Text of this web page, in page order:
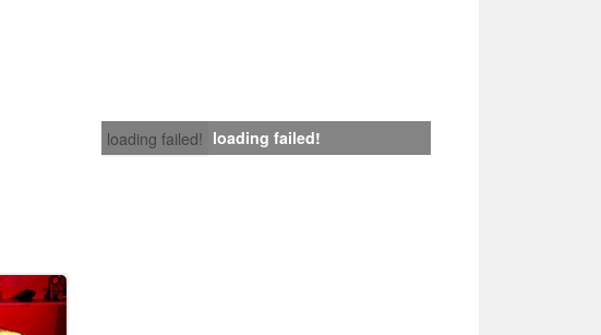
loading failed! loading failed!